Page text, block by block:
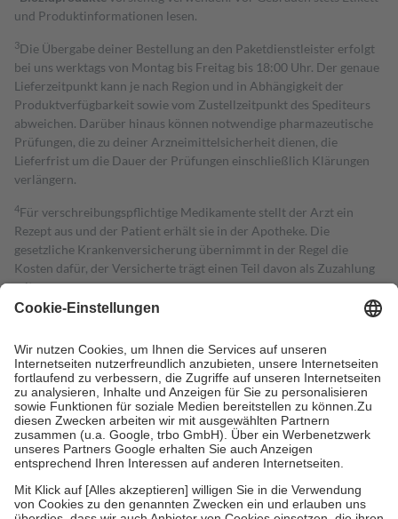
und Produktinformationen lesen.
3Die Übergabe deiner Bestellung an den Paketdienstleister erfolgt
bei uns werktags von Montag bis Freitag bis 18:00 Uhr. Der genaue
Lieferzeitpunkt kann je nach Region und in Abhängigkeit der
Produktverfügbarkeit sowie vom Zustellzeitpunkt des Spediteurs
abweichen. Darüber hinaus können notwendige pharmazeutische
Prüfungen, die zu deiner Arzneimittelsicherheit dienen, die
Lieferfrist um die Dauer der Prüfungen einschließlich Klärungen
verlängern.
4Für verschreibungspflichtige Medikamente stellt der Arzt ein
Rezept aus und der Patient erhält sie in der Apotheke. Die
gesetzliche Krankenversicherung übernimmt in der Regel die
Kosten dafür, der Versicherte trägt einen Teil davon als Zuzahlung
mit.
Grundsätzlich leisten Mitglieder Zuzahlungen in Höhe von zehn
höchstens zehn Euro.
Es sind jedoch nie mehr als die tatsächlichen
Kosten der Leistung zu entrichten.
Diese Regeln gelten grundsätzlich auch für Online-Apotheken.
Bei Heilmitteln und häuslicher Krankenpflege beträgt die
Zuzahlung zehn Prozent der Kosten sowie zehn Euro je
Verordnung.
Um das Engagement der Versicherten für ihre eigene Gesundheit zu
stärken und die besondere Stellung der Familie zu unterstützen,
fallenkeine Zuzahlungenan bei:
• Kindern und Jugendlichen bis zum vollendeten 18. Lebensjahr